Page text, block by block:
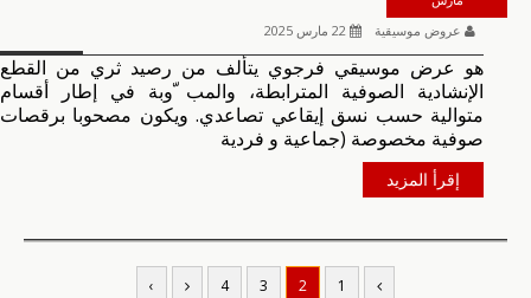
عروض موسيقية
هو عرض موسيقي فرجوي يتألف من رصيد ثري من القطع
الإنشادية الصوفية المترابطة، والمب ّوبة في إطار أقسام
متوالية حسب نسق إيقاعي تصاعدي. ويكون مصحوبا برقصات
صوفية مخصوصة (جماعية و فردية
إقرأ المزيد
1
2
3
4
›